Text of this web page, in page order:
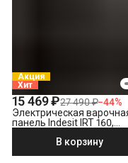
Акция
Хит
15 469 ₽27 490 ₽−44%
Электрическая
панель Indesit IRT 160,
В корзину